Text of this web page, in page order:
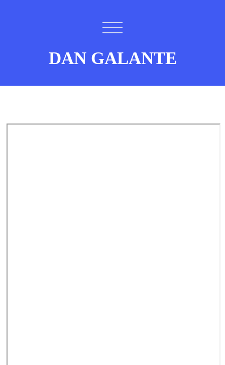
DAN GALANTE